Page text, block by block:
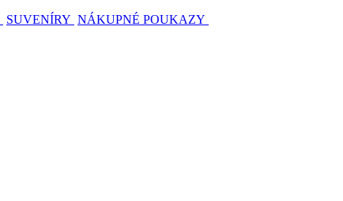
SUVENÍRY NÁKUPNÉ POUKAZY